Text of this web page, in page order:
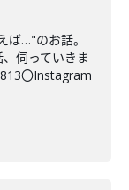
ば…"のお話。
伺っていきま
〇Instagram